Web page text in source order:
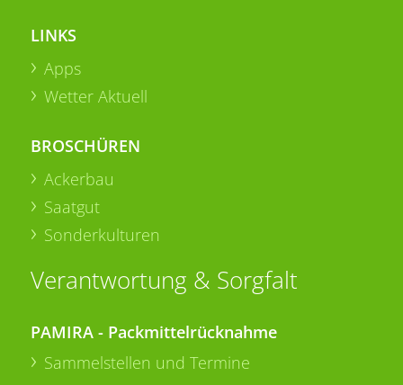
LINKS
Apps
Wetter Aktuell
BROSCHÜREN
Ackerbau
Saatgut
Sonderkulturen
Verantwortung & Sorgfalt
PAMIRA - Packmittelrücknahme
Sammelstellen und Termine